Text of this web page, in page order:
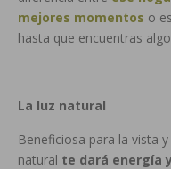
mejores momentos o
hasta que encuentras
La luz natural
Beneficiosa para la vista
natural te dará energía